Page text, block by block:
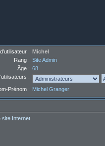
: Michel
Rang : Site Admin
Âge : 68
:
Prénom : Michel Granger
site Internet